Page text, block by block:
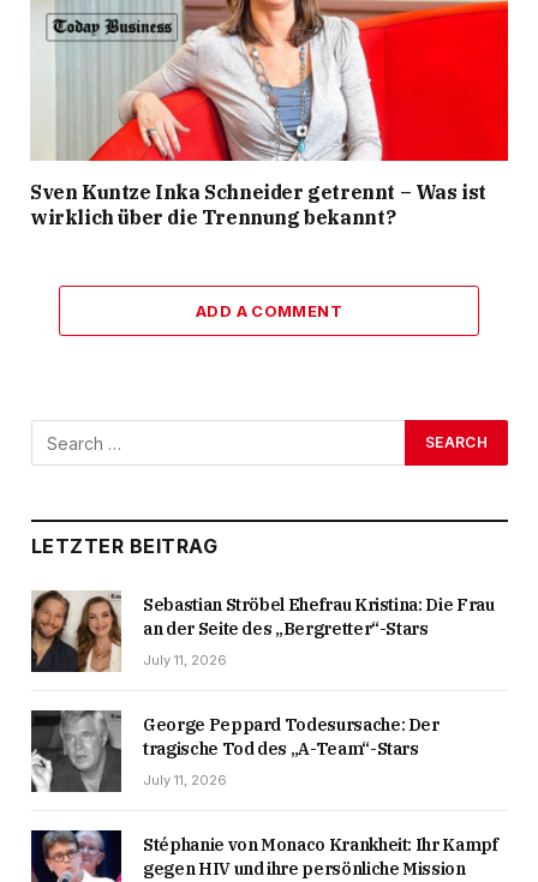
Sven Kuntze Inka Schneider getrennt – Was ist
wirklich über die Trennung bekannt?
ADD A COMMENT
LETZTER BEITRAG
Sebastian Ströbel Ehefrau Kristina: Die Frau
an der Seite des „Bergretter“-Stars
July 11, 2026
George Peppard Todesursache: Der
tragische Tod des „A-Team“-Stars
July 11, 2026
Stéphanie von Monaco Krankheit: Ihr Kampf
gegen HIV und ihre persönliche Mission